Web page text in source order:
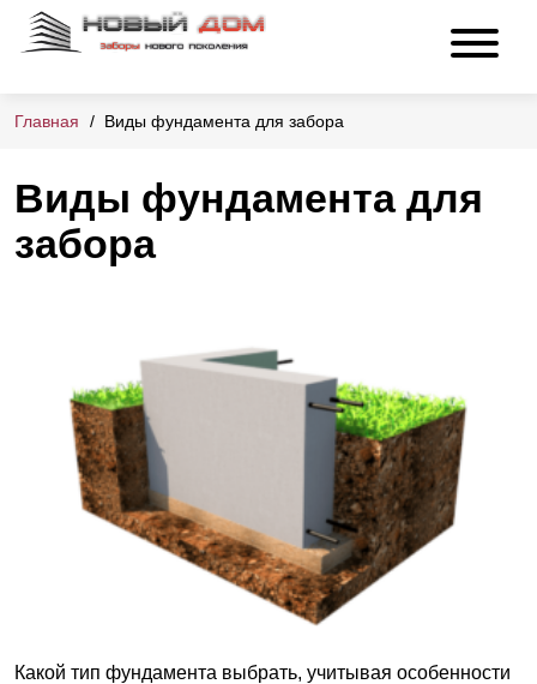
Главная Виды фундамента для забора
Виды фундамента для
забора
Какой тип фундамента выбрать, учитывая особенности